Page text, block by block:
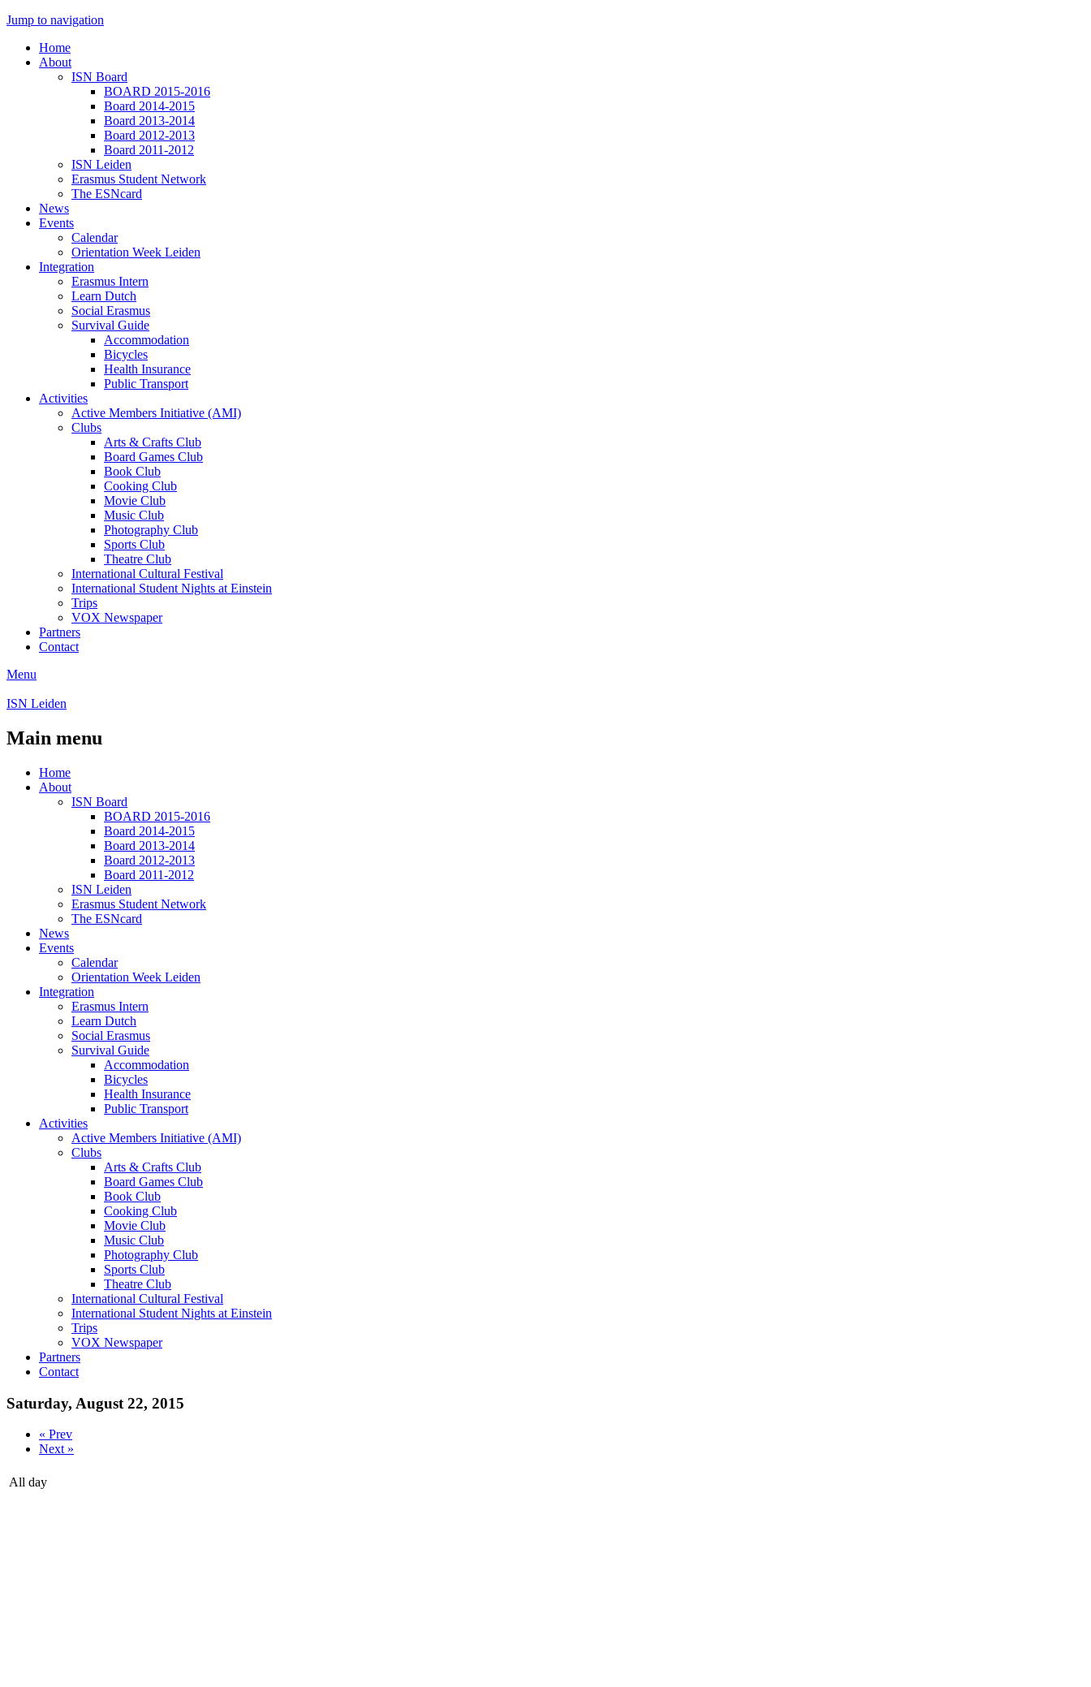
Jump to navigation
Home
About
ISN Board
BOARD 2015-2016
Board 2014-2015
Board 2013-2014
Board 2012-2013
Board 2011-2012
ISN Leiden
Erasmus Student Network
The ESNcard
News
Events
Calendar
Orientation Week Leiden
Integration
Erasmus Intern
Learn Dutch
Social Erasmus
Survival Guide
Accommodation
Bicycles
Health Insurance
Public Transport
Activities
Active Members Initiative (AMI)
Clubs
Arts & Crafts Club
Board Games Club
Book Club
Cooking Club
Movie Club
Music Club
Photography Club
Sports Club
Theatre Club
International Cultural Festival
International Student Nights at Einstein
Trips
VOX Newspaper
Partners
Contact
Menu
ISN Leiden
Main menu
Home
About
ISN Board
BOARD 2015-2016
Board 2014-2015
Board 2013-2014
Board 2012-2013
Board 2011-2012
ISN Leiden
Erasmus Student Network
The ESNcard
News
Events
Calendar
Orientation Week Leiden
Integration
Erasmus Intern
Learn Dutch
Social Erasmus
Survival Guide
Accommodation
Bicycles
Health Insurance
Public Transport
Activities
Active Members Initiative (AMI)
Clubs
Arts & Crafts Club
Board Games Club
Book Club
Cooking Club
Movie Club
Music Club
Photography Club
Sports Club
Theatre Club
International Cultural Festival
International Student Nights at Einstein
Trips
VOX Newspaper
Partners
Contact
Saturday, August 22, 2015
« Prev
Next »
All day